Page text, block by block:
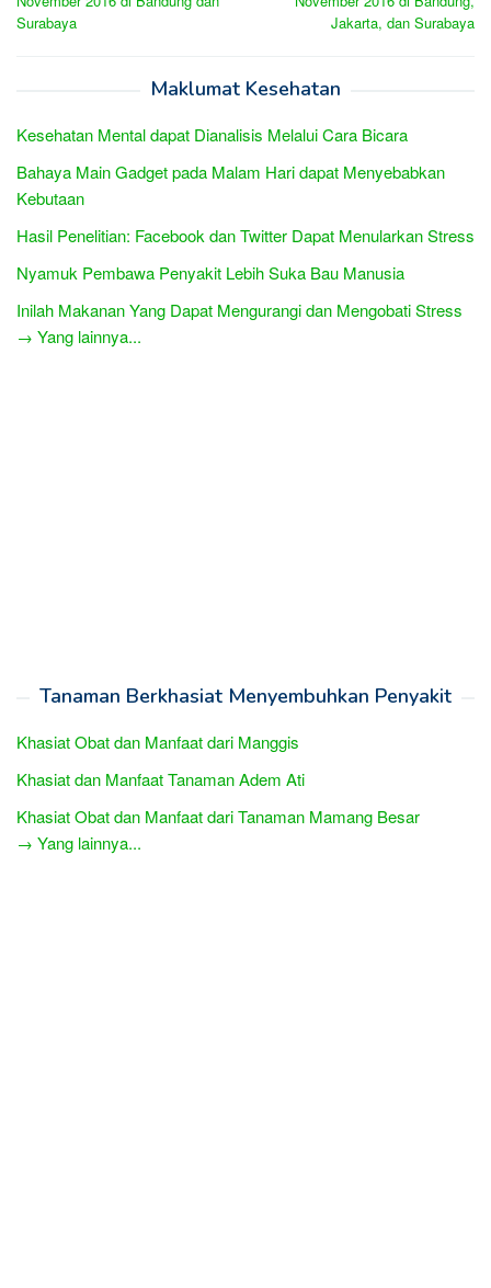
Surabaya
Jakarta, dan Surabaya
Maklumat Kesehatan
Kesehatan Mental dapat Dianalisis Melalui Cara Bicara
Bahaya Main Gadget pada Malam Hari dapat Menyebabkan
Kebutaan
Hasil Penelitian: Facebook dan Twitter Dapat Menularkan Stress
Nyamuk Pembawa Penyakit Lebih Suka Bau Manusia
Inilah Makanan Yang Dapat Mengurangi dan Mengobati Stress
→ Yang lainnya...
Tanaman Berkhasiat Menyembuhkan Penyakit
Khasiat Obat dan Manfaat dari Manggis
Khasiat dan Manfaat Tanaman Adem Ati
Khasiat Obat dan Manfaat dari Tanaman Mamang Besar
→ Yang lainnya...